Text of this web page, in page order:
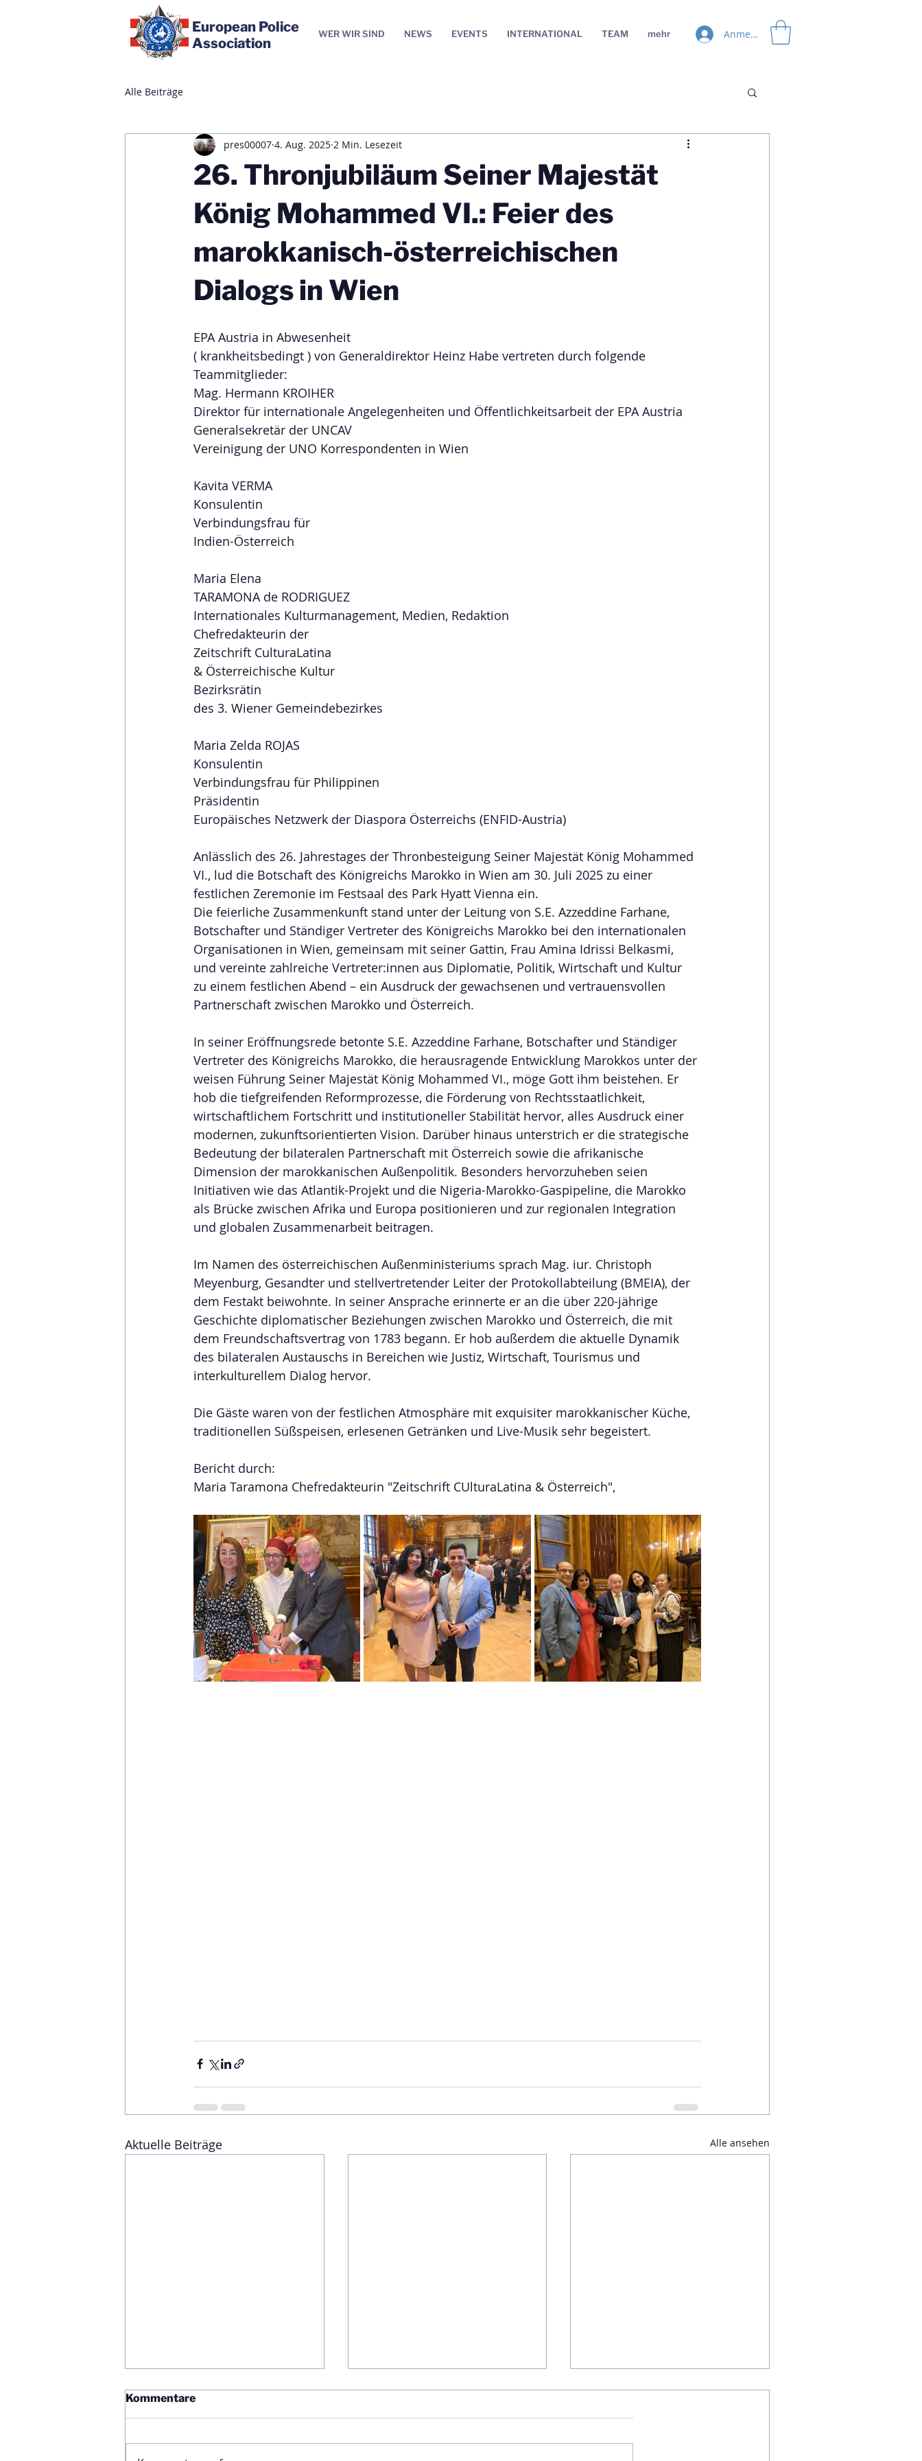
European Police
Association
WER WIR SIND NEWS EVENTS INTERNATIONAL TEAM mehr Anmelden
Alle Beiträge
26. Thronjubiläum Seiner Majestät
König Mohammed VI.: Feier des
marokkanisch-österreichischen
Dialogs in Wien
pres00007 4. Aug. 2025 2 Min. Lesezeit
EPA Austria in Abwesenheit
( krankheitsbedingt ) von Generaldirektor Heinz Habe vertreten durch folgende
Teammitglieder:
Mag. Hermann KROIHER
Direktor für internationale Angelegenheiten und Öffentlichkeitsarbeit der EPA Austria
Generalsekretär der UNCAV
Vereinigung der UNO Korrespondenten in Wien
Kavita VERMA
Konsulentin
Verbindungsfrau für
Indien-Österreich
Maria Elena
TARAMONA de RODRIGUEZ
Internationales Kulturmanagement, Medien, Redaktion
Chefredakteurin der
Zeitschrift CulturaLatina
& Österreichische Kultur
Bezirksrätin
des 3. Wiener Gemeindebezirkes
Maria Zelda ROJAS
Konsulentin
Verbindungsfrau für Philippinen
Präsidentin
Europäisches Netzwerk der Diaspora Österreichs (ENFID-Austria)
Anlässlich des 26. Jahrestages der Thronbesteigung Seiner Majestät König Mohammed
VI., lud die Botschaft des Königreichs Marokko in Wien am 30. Juli 2025 zu einer
festlichen Zeremonie im Festsaal des Park Hyatt Vienna ein.
Die feierliche Zusammenkunft stand unter der Leitung von S.E. Azzeddine Farhane,
Botschafter und Ständiger Vertreter des Königreichs Marokko bei den internationalen
Organisationen in Wien, gemeinsam mit seiner Gattin, Frau Amina Idrissi Belkasmi,
und vereinte zahlreiche Vertreter:innen aus Diplomatie, Politik, Wirtschaft und Kultur
zu einem festlichen Abend – ein Ausdruck der gewachsenen und vertrauensvollen
Partnerschaft zwischen Marokko und Österreich.
In seiner Eröffnungsrede betonte S.E. Azzeddine Farhane, Botschafter und Ständiger
Vertreter des Königreichs Marokko, die herausragende Entwicklung Marokkos unter der
weisen Führung Seiner Majestät König Mohammed VI., möge Gott ihm beistehen. Er
hob die tiefgreifenden Reformprozesse, die Förderung von Rechtsstaatlichkeit,
wirtschaftlichem Fortschritt und institutioneller Stabilität hervor, alles Ausdruck einer
modernen, zukunftsorientierten Vision. Darüber hinaus unterstrich er die strategische
Bedeutung der bilateralen Partnerschaft mit Österreich sowie die afrikanische
Dimension der marokkanischen Außenpolitik. Besonders hervorzuheben seien
Initiativen wie das Atlantik-Projekt und die Nigeria-Marokko-Gaspipeline, die Marokko
als Brücke zwischen Afrika und Europa positionieren und zur regionalen Integration
und globalen Zusammenarbeit beitragen.
Im Namen des österreichischen Außenministeriums sprach Mag. iur. Christoph
Meyenburg, Gesandter und stellvertretender Leiter der Protokollabteilung (BMEIA), der
dem Festakt beiwohnte. In seiner Ansprache erinnerte er an die über 220-jährige
Geschichte diplomatischer Beziehungen zwischen Marokko und Österreich, die mit
dem Freundschaftsvertrag von 1783 begann. Er hob außerdem die aktuelle Dynamik
des bilateralen Austauschs in Bereichen wie Justiz, Wirtschaft, Tourismus und
interkulturellem Dialog hervor.
Die Gäste waren von der festlichen Atmosphäre mit exquisiter marokkanischer Küche,
traditionellen Süßspeisen, erlesenen Getränken und Live-Musik sehr begeistert.
Bericht durch:
Maria Taramona Chefredakteurin "Zeitschrift CUlturaLatina & Österreich",
Aktuelle Beiträge Alle ansehen
Kommentare